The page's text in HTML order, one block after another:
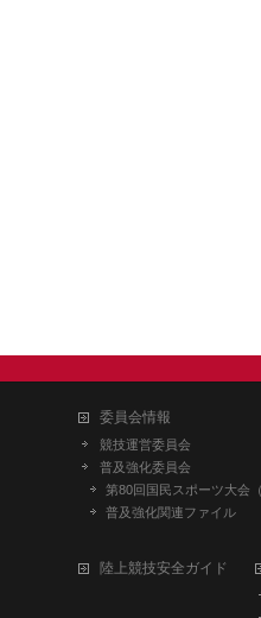
委員会情報
競技運営委員会
普及強化委員会
第80回国民スポーツ大会
普及強化関連ファイル
陸上競技安全ガイド